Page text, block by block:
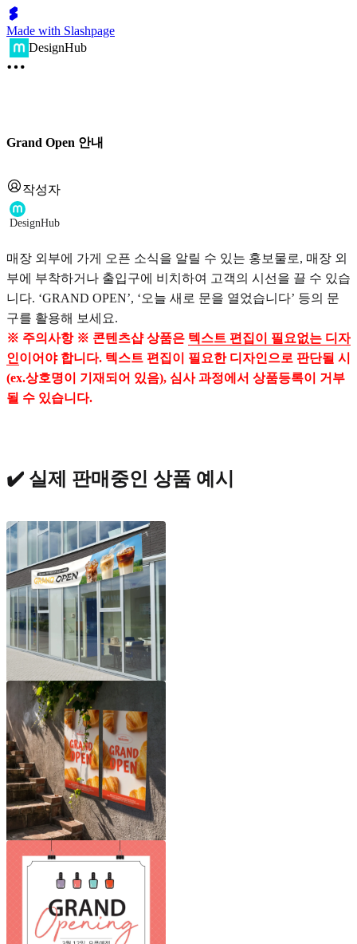
Made with Slashpage
DesignHub
Grand Open 안내
작성자
DesignHub
매장 외부에 가게 오픈 소식을 알릴 수 있는 홍보물로, 매장 외
부에 부착하거나 출입구에 비치하여 고객의 시선을 끌 수 있습
니다. ‘GRAND OPEN’, ‘오늘 새로 문을 열었습니다’ 등의 문
구를 활용해 보세요.
※ 주의사항 ※ 콘텐츠샵 상품은 텍스트 편집이 필요없는 디자
인이어야 합니다. 텍스트 편집이 필요한 디자인으로 판단될 시
(ex.상호명이 기재되어 있음), 심사 과정에서 상품등록이 거부
될 수 있습니다.
✔️ 실제 판매중인 상품 예시